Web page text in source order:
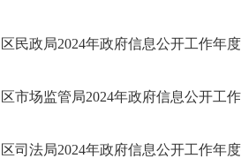
区民政局2024年政府信息公开工作年
区市场监管局2024年政府信息公开工
区司法局2024年政府信息公开工作年